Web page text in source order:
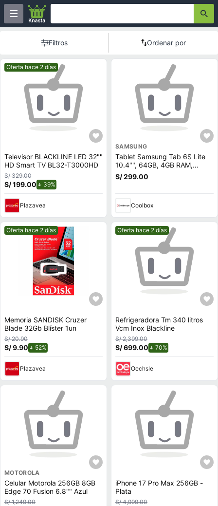
Filtros Ordenar por
Mejor precio.
Oferta hace 2 días
Televisor BLACKLINE LED 32""
HD Smart TV BL32-T3000HD
S/ 329.00
S/ 199.00 39%
Plazavea
SAMSUNG
Tablet Samsung Tab 6S Lite
10.4"", 64GB, 4GB RAM,
cámara principal 8MP y frontal
5MP, Octa-Core, 7040 mAh,
S/ 299.00
Coolbox
Mejor precio.
Oferta hace 2 días
Memoria SANDISK Cruzer
Blade 32Gb Blíster 1un
S/ 20.90
S/ 9.90 52%
Plazavea
Mejor precio.
Oferta hace 2 días
Refrigeradora Tm 340 litros
Vcm Inox Blackline
S/ 2,399.00
S/ 699.00 70%
Oechsle
MOTOROLA
Celular Motorola 256GB 8GB
Edge 70 Fusion 6.8"" Azul
S/ 1,249.00
iPhone 17 Pro Max 256GB -
Plata
S/ 4,999.00